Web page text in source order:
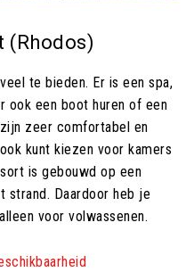
(Rhodos)
te bieden. Er is een spa,
ook een boot huren of een
zeer comfortabel en
kunt kiezen voor kamers
is gebouwd op een
strand. Daardoor heb je
voor volwassenen.